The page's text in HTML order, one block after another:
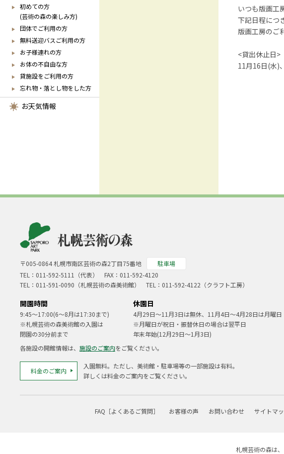
初めての方
(芸術の森の楽しみ方)
団体でご利用の方
無料送迎バスご利用の方
お子様連れの方
お体の不自由な方
貸施設をご利用の方
忘れ物・落とし物をした方
お天気情報
いつも版画工
下記日程につ
版画工房のご
<貸出休止日>
11月16日(水)
〒005-0864 札幌市南区芸術の森2丁目75番地
駐車場
TEL： 011-592-5111（代表）
FAX：011-592-4120
TEL： 011-591-0090 （札幌芸術の森美術館） TEL： 011-592-4122 （クラフト工房）
開園時間
9:45～17:00(6～8月は17:30まで)
※札幌芸術の森美術館の入園は
閉園の30分前まで
休園日
4月29日～11月3日は無休、11月4日～4月28日は月曜日
※月曜日が祝日・振替休日の場合は翌平日
年末年始(12月29日～1月3日)
各施設の開館情報は、 施設のご案内をご覧ください。
料金のご案内
入園無料。ただし、美術館・駐車場等の一部施設は有料。
詳しくは料金のご案内をご覧ください。
FAQ［よくあるご質問］ お客様の声 お問い合わせ サイトマ
札幌芸術の森は、